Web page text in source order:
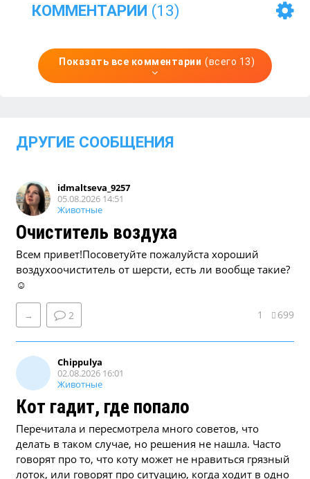
КОММЕНТАРИИ (13)
Показать все комментарии (всего 13)
ДРУГИЕ СООБЩЕНИЯ
idmaltseva_9257
05.08.2026 14:51
Животные
Очиститель воздуха
Всем привет!Посоветуйте пожалуйста хороший
воздухоочиститель от шерсти, есть ли вообще такие?
☺
→ 2 1 699
Chippulya
02.08.2026 16:01
Животные
Кот гадит, где попало
Перечитала и пересмотрела много советов, что
делать в таком случае, но решения не нашла. Часто
говорят про то, что коту может не нравиться грязный
лоток, или говорят про ситуацию, когда ходит в одно